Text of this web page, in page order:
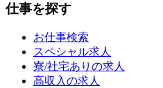
仕事を探す
お仕事検索
スペシャル求人
寮/社宅ありの求人
高収入の求人